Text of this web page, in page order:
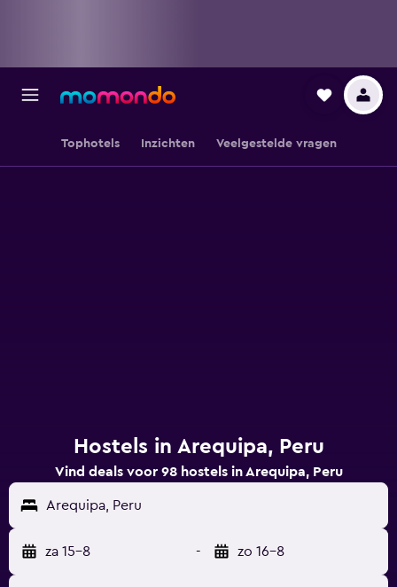
Tophotels Inzichten Veelgestelde vragen
Hostels in Arequipa, Peru
Vind deals voor 98 hostels in Arequipa, Peru
Arequipa, Peru
za 15-8 - zo 16-8